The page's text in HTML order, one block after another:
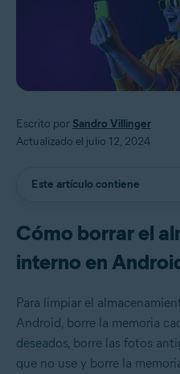
Escrito por Sandro Villinger
Actualizado el julio 12, 2024
Este artículo contiene
Cómo borrar el
interno en
Para limpiar el
Android, borre la memoria
deseados, borre las fotos
que no use y borre la